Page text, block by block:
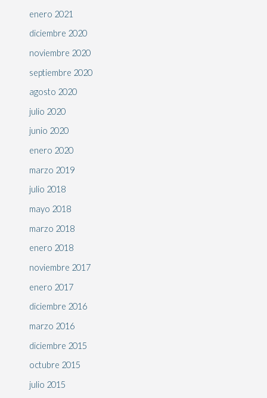
enero 2021
diciembre 2020
noviembre 2020
septiembre 2020
agosto 2020
julio 2020
junio 2020
enero 2020
marzo 2019
julio 2018
mayo 2018
marzo 2018
enero 2018
noviembre 2017
enero 2017
diciembre 2016
marzo 2016
diciembre 2015
octubre 2015
julio 2015